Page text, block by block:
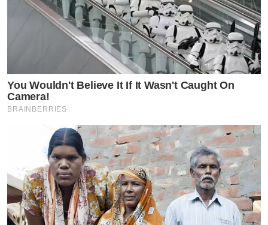
You Wouldn't Believe It If It Wasn't Caught On
Camera!
BRAINBERRIES